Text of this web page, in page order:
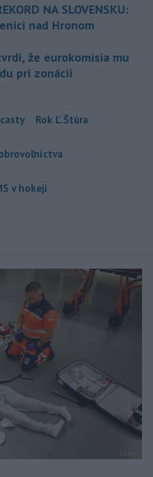
NA SLOVENSKU:
nad Hronom
že eurokomisia mu
pri zonácii
Rok Ľ.Štúra
v hokeji